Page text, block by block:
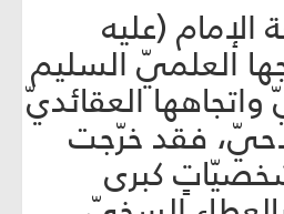
الإمام (عليه
العلميّ السليم
العقائديّ
فقد خرّجت
كبرى